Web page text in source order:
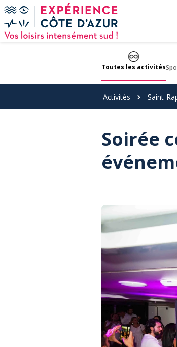
Panneau de gestion des cookies
Toutes les activités
Activités Saint-
Soirée